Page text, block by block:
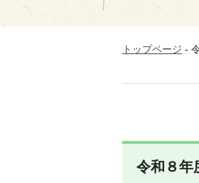
トップページ -
令和８年